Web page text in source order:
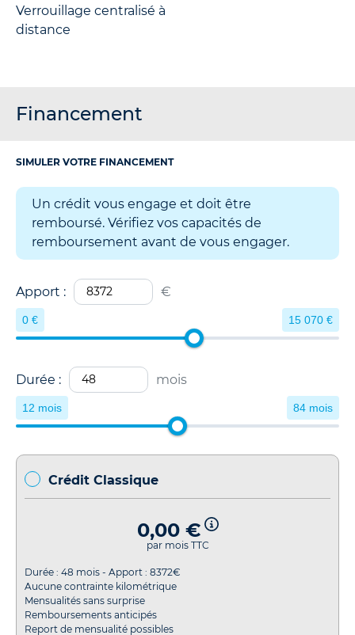
Verrouillage centralisé à
distance
Financement
SIMULER VOTRE FINANCEMENT
Un crédit vous engage et doit être
remboursé. Vérifiez vos capacités de
remboursement avant de vous engager.
Apport : €
0 € 15 070 €
Durée : mois
12 mois 84 mois
Crédit Classique
0,00 €
par mois TTC
Durée : 48 mois - Apport : 8372€
Aucune contrainte kilométrique
Mensualités sans surprise
Remboursements anticipés
Report de mensualité possibles